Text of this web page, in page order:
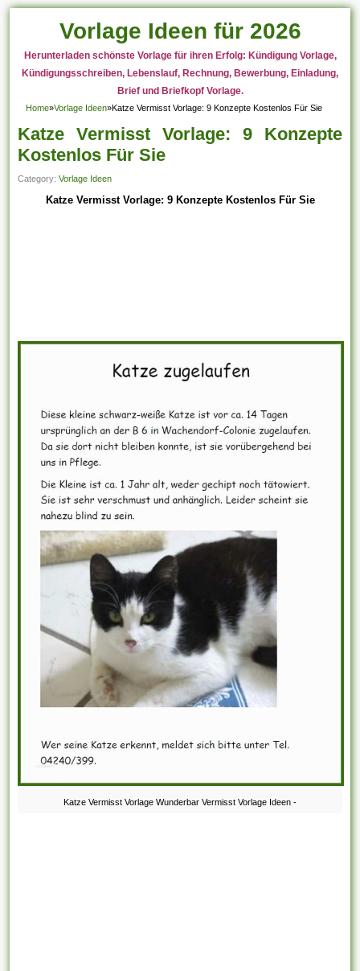
Vorlage Ideen für 2026
Herunterladen schönste Vorlage für ihren Erfolg: Kündigung Vorlage,
Kündigungsschreiben, Lebenslauf, Rechnung, Bewerbung, Einladung,
Brief und Briefkopf Vorlage.
Home»Vorlage Ideen»Katze Vermisst Vorlage: 9 Konzepte Kostenlos Für Sie
Katze Vermisst Vorlage: 9 Konzepte
Kostenlos Für Sie
Category:Vorlage Ideen
Katze Vermisst Vorlage: 9 Konzepte Kostenlos Für Sie
Katze Vermisst Vorlage Wunderbar Vermisst Vorlage Ideen -